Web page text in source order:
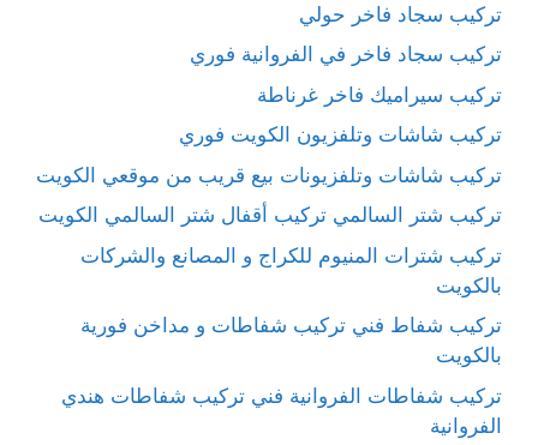
تركيب سجاد فاخر حولي
تركيب سجاد فاخر في الفروانية فوري
تركيب سيراميك فاخر غرناطة
تركيب شاشات وتلفزيون الكويت فوري
تركيب شاشات وتلفزيونات بيع قريب من موقعي الكويت
تركيب شتر السالمي تركيب أقفال شتر السالمي الكويت
تركيب شترات المنيوم للكراج و المصانع والشركات
بالكويت
تركيب شفاط فني تركيب شفاطات و مداخن فورية
بالكويت
تركيب شفاطات الفروانية فني تركيب شفاطات هندي
الفروانية